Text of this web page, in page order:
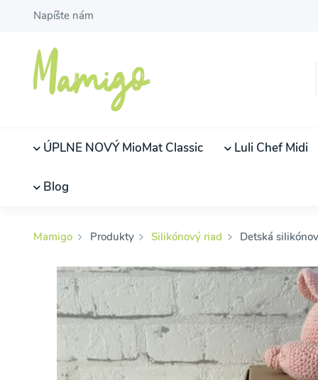
Napíšte nám
ÚPLNE NOVÝ MioMat Classic Luli Chef Midi
Blog
Mamigo Produkty Silikónový riad Detská